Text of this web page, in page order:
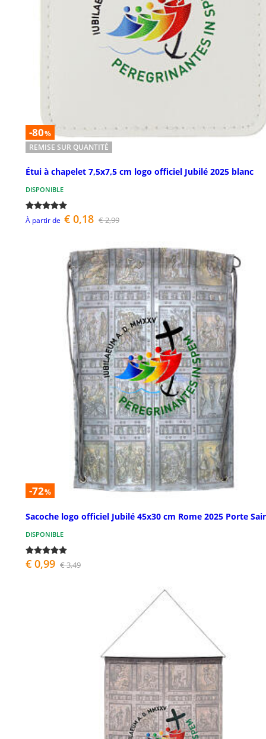
-80%
REMISE SUR QUANTITÉ
Étui à chapelet 7,5x7,5 cm logo officiel Jubilé 2025 blanc
DISPONIBLE
À partir de € 0,18 € 2,99
-72%
Sacoche logo officiel Jubilé 45x30 cm Rome 2025 Porte
DISPONIBLE
€ 0,99 € 3,49